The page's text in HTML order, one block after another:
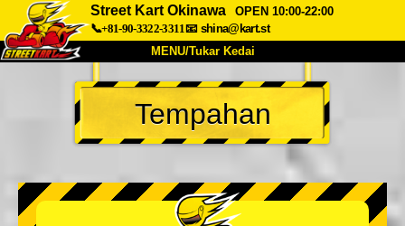
Street Kart Okinawa
OPEN 10:00-22:00
📞+81-90-3322-3311📧 shina@kart.st
MENU/Tukar Kedai
UTAMA
Tentang Spesifikasi Harga
Syarikat Tempahan
Tukar Kedai
Tempahan